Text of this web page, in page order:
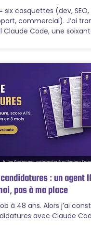
six casquettes (dev,
commercial). J’ai
Claude Code, une
: un agent
pas à ma place
à 48 ans. Alors j’ai
avec Claude